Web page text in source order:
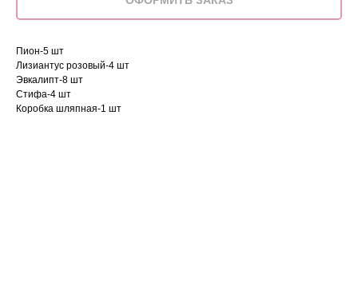
Пион-5 шт
Лизиантус розовый-4 шт
Эвкалипт-8 шт
Стифа-4 шт
Коробка шляпная-1 шт